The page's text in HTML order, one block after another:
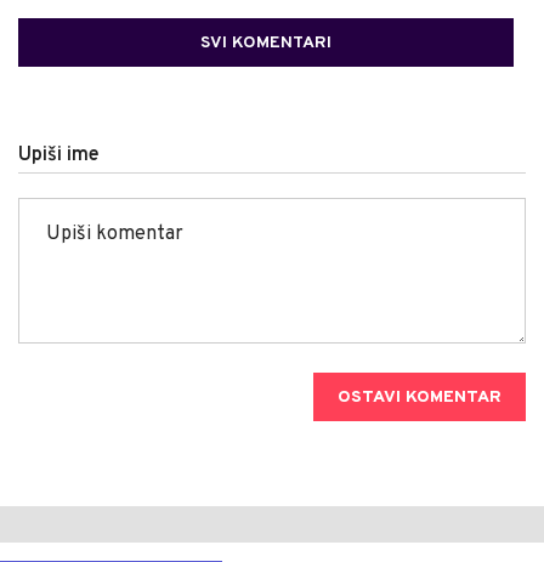
SVI KOMENTARI
Upiši ime
OSTAVI KOMENTAR